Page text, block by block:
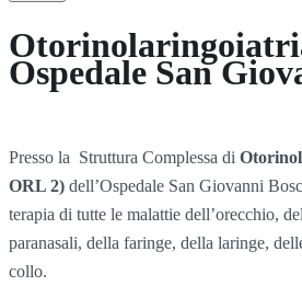
Ospedale San
Presso la Struttura Complessa di
ORL 2) dell’Ospedale San Giovanni
terapia di tutte le malattie dell’orecchio,
paranasali, della faringe, della laringe,
collo.